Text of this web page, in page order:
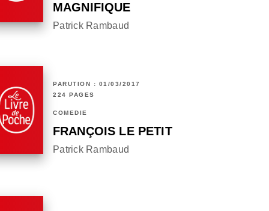
MAGNIFIQUE
Patrick Rambaud
PARUTION : 01/03/2017
224 PAGES
COMÉDIE
FRANÇOIS LE PETIT
Patrick Rambaud